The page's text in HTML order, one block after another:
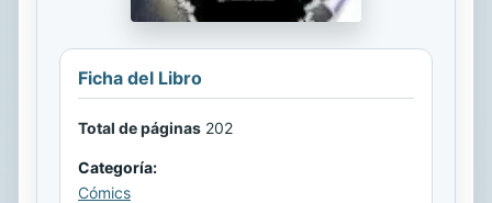
Ficha del Libro
Total de páginas 202
Categoría:
Cómics